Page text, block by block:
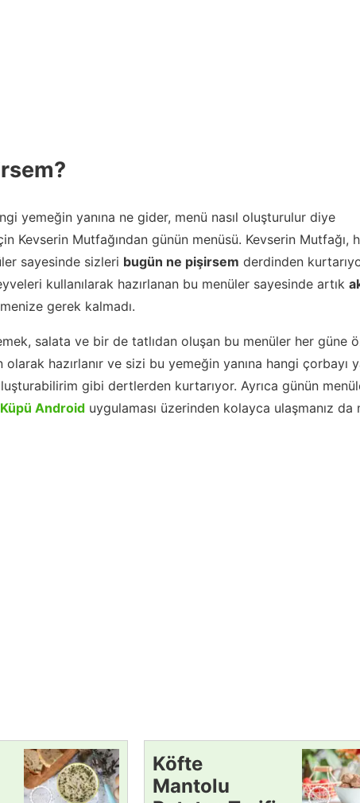
yemeğin yanına ne gider, menü nasıl oluşturulur diye
Kevserin Mutfağından günün menüsü. Kevserin Mutfağı,
sayesinde sizleri bugün ne pişirsem derdinden
kullanılarak hazırlanan bu menüler sayesinde artık
gerek kalmadı.
salata ve bir de tatlıdan oluşan bu menüler her güne
hazırlanır ve sizi bu yemeğin yanına hangi çorbayı
gibi dertlerden kurtarıyor. Ayrıca günün
Android uygulaması üzerinden kolayca ulaşmanız da
Köfte
Mantolu